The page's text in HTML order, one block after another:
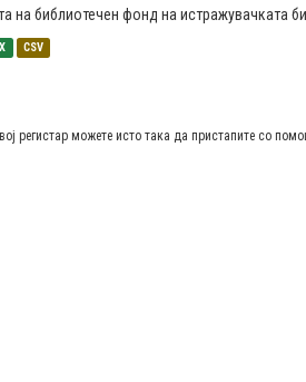
на библиотечен фонд на истражувачката
CSV
регистар можете исто така да пристапите со